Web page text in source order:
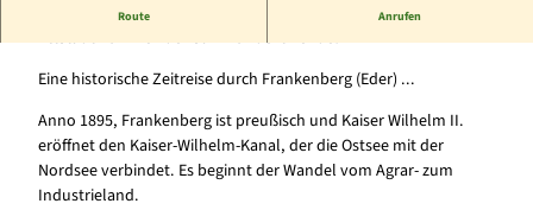
Route Anrufen
Begleiten Sie ‘s Mariechen auf einem Spaziergang durch die
Altstadt kurz vor der Jahrhundertwende.
Eine historische Zeitreise durch Frankenberg (Eder) ...
Anno 1895, Frankenberg ist preußisch und Kaiser Wilhelm II.
eröffnet den Kaiser-Wilhelm-Kanal, der die Ostsee mit der
Nordsee verbindet. Es beginnt der Wandel vom Agrar- zum
Industrieland.